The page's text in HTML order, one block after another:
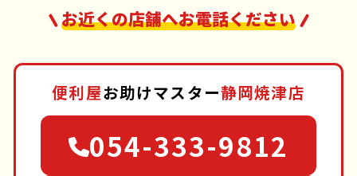
お近くの店舗へお電話ください
便利屋お助けマスター静岡焼津店
054-333-9812